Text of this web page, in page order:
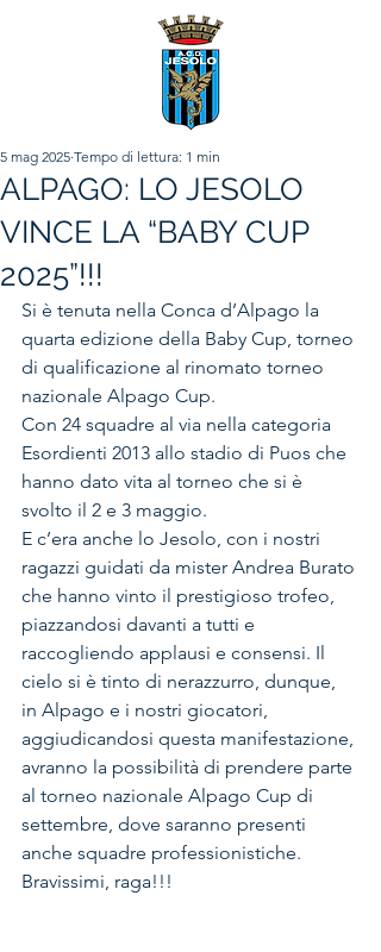
ALPAGO: LO JESOLO
VINCE LA “BABY CUP
2025”!!!
5 mag 2025 Tempo di lettura: 1 min
Si è tenuta nella Conca d’Alpago la
quarta edizione della Baby Cup, torneo
di qualificazione al rinomato torneo
nazionale Alpago Cup.
Con 24 squadre al via nella categoria
Esordienti 2013 allo stadio di Puos che
hanno dato vita al torneo che si è
svolto il 2 e 3 maggio.
E c’era anche lo Jesolo, con i nostri
ragazzi guidati da mister Andrea Burato
che hanno vinto il prestigioso trofeo,
piazzandosi davanti a tutti e
raccogliendo applausi e consensi. Il
cielo si è tinto di nerazzurro, dunque,
in Alpago e i nostri giocatori,
aggiudicandosi questa manifestazione,
avranno la possibilità di prendere parte
al torneo nazionale Alpago Cup di
settembre, dove saranno presenti
anche squadre professionistiche.
Bravissimi, raga!!!